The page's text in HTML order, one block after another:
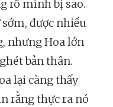
rõ mình bị sao.
sớm, được nhiều
nhưng Hoa lớn
bản thân.
lại càng thấy
rằng thực ra nó